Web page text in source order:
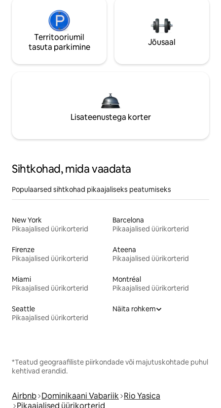
Territooriumil
tasuta parkimine
Jõusaal
Lisateenustega korter
Sihtkohad, mida vaadata
Populaarsed sihtkohad pikaajaliseks peatumiseks
New York
Pikaajalised üürikorterid
Barcelona
Pikaajalised üürikorterid
Firenze
Pikaajalised üürikorterid
Ateena
Pikaajalised üürikorterid
Miami
Pikaajalised üürikorterid
Montréal
Pikaajalised üürikorterid
Seattle
Pikaajalised üürikorterid
Näita rohkem
*Teatud geograafiliste piirkondade või majutuskohtade puhul
kehtivad erandid.
Airbnb Dominikaani Vabariik Rio Yasica
Pikaajalised üürikorterid